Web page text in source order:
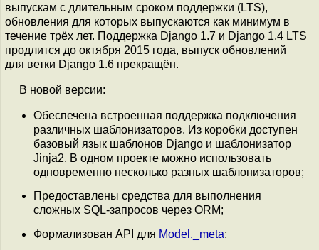
выпускам с длительным сроком поддержки (LTS),
обновления для которых выпускаются как минимум в
течение трёх лет. Поддержка Django 1.7 и Django 1.4 LTS
продлится до октября 2015 года, выпуск обновлений
для ветки Django 1.6 прекращён.
В новой версии:
Обеспечена встроенная поддержка подключения
различных шаблонизаторов. Из коробки доступен
базовый язык шаблонов Django и шаблонизатор
Jinja2. В одном проекте можно использовать
одновременно несколько разных шаблонизаторов;
Предоставлены средства для выполнения
сложных SQL-запросов через ORM;
Формализован API для Model._meta;